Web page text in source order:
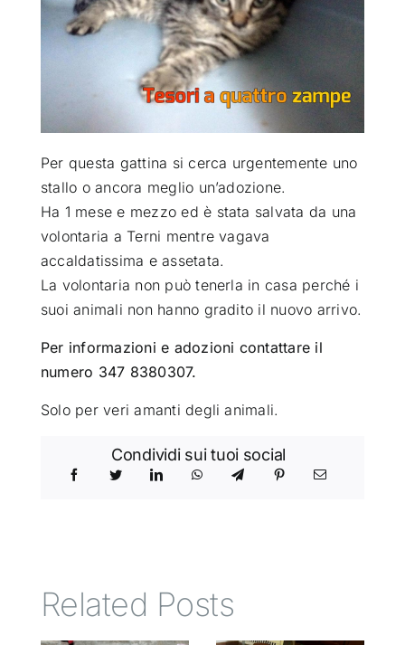
VIDEO
SEMPRE CON ME
Per questa gattina si cerca urgentemente uno
stallo o ancora meglio un’adozione.
Ha 1 mese e mezzo ed è stata salvata da una
volontaria a Terni mentre vagava
accaldatissima e assetata.
La volontaria non può tenerla in casa perché i
suoi animali non hanno gradito il nuovo arrivo.
Per informazioni e adozioni contattare il
numero 347 8380307.
Solo per veri amanti degli animali.
Condividi sui tuoi social
Related Posts